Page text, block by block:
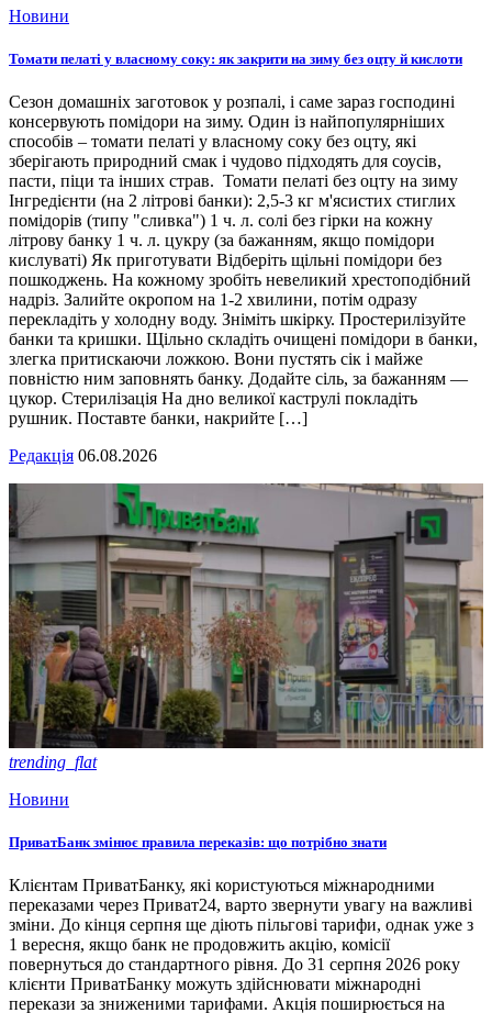
Новини
Томати пелаті у власному соку: як закрити на зиму без оцту й кислоти
Сезон домашніх заготовок у розпалі, і саме зараз господині
консервують помідори на зиму. Один із найпопулярніших
способів – томати пелаті у власному соку без оцту, які
зберігають природний смак і чудово підходять для соусів,
пасти, піци та інших страв. Томати пелаті без оцту на зиму
Інгредієнти (на 2 літрові банки): 2,5-3 кг м'ясистих стиглих
помідорів (типу "сливка") 1 ч. л. солі без гірки на кожну
літрову банку 1 ч. л. цукру (за бажанням, якщо помідори
кислуваті) Як приготувати Відберіть щільні помідори без
пошкоджень. На кожному зробіть невеликий хрестоподібний
надріз. Залийте окропом на 1-2 хвилини, потім одразу
перекладіть у холодну воду. Зніміть шкірку. Простерилізуйте
банки та кришки. Щільно складіть очищені помідори в банки,
злегка притискаючи ложкою. Вони пустять сік і майже
повністю ним заповнять банку. Додайте сіль, за бажанням —
цукор. Стерилізація На дно великої каструлі покладіть
рушник. Поставте банки, накрийте […]
Редакція 06.08.2026
trending_flat
Новини
ПриватБанк змінює правила переказів: що потрібно знати
Клієнтам ПриватБанку, які користуються міжнародними
переказами через Приват24, варто звернути увагу на важливі
зміни. До кінця серпня ще діють пільгові тарифи, однак уже з
1 вересня, якщо банк не продовжить акцію, комісії
повернуться до стандартного рівня. До 31 серпня 2026 року
клієнти ПриватБанку можуть здійснювати міжнародні
перекази за зниженими тарифами. Акція поширюється на